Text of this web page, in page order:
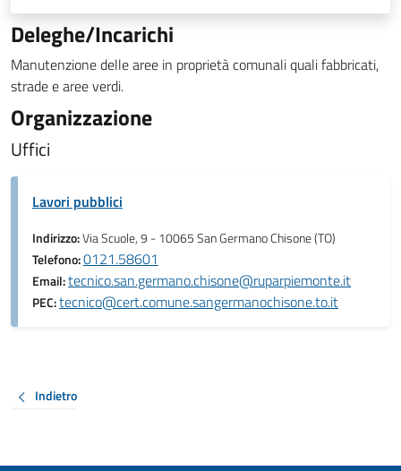
Deleghe/Incarichi
Manutenzione delle aree in proprietà comunali quali fabbricati,
strade e aree verdi.
Organizzazione
Uffici
Lavori pubblici
Indirizzo:Via Scuole, 9 - 10065 San Germano Chisone (TO)
Telefono:0121.58601
Email:tecnico.san.germano.chisone@ruparpiemonte.it
PEC:tecnico@cert.comune.sangermanochisone.to.it
Indietro